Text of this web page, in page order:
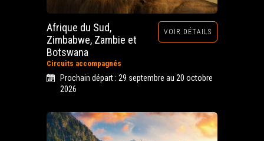
Afrique du Sud,
Zimbabwe, Zambie et
Botswana
Circuits accompagnés
VOIR DÉTAILS
Prochain départ : 29 septembre au 20 octobre
2026